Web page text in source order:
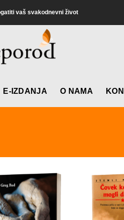
vaš svakodnevni život
E-IZDANJA O NAMA